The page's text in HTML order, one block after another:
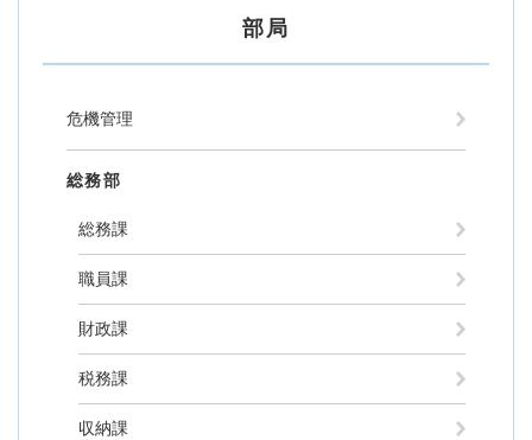
部局
危機管理
総務部
総務課
職員課
財政課
税務課
収納課